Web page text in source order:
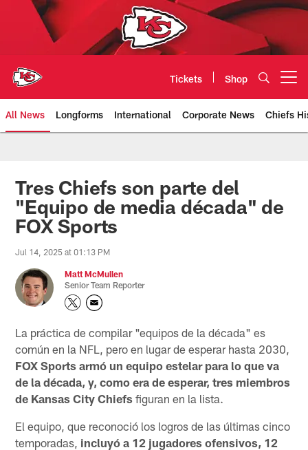
Tickets Shop
All News Longforms International Corporate News Chiefs
Kansas City Chiefs Official
Tres Chiefs son parte del
"Equipo de media década" de
FOX Sports
Jul 14, 2025 at 01:13 PM
Matt McMullen
Senior Team Reporter
La práctica de compilar "equipos de la década" es
común en la NFL, pero en lugar de esperar hasta 2030,
FOX Sports armó un equipo estelar para lo que va
de la década, y, como era de esperar, tres miembros
de Kansas City Chiefs figuran en la lista.
El equipo, que reconoció los logros de las últimas cinco
temporadas, incluyó a 12 jugadores ofensivos, 12